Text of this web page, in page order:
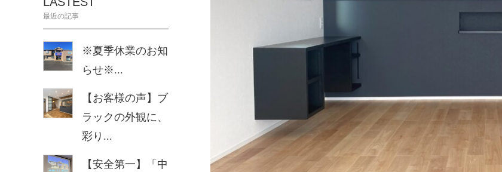
最近の記事
※夏季休業のお知
らせ※...
【お客様の声】ブ
ラックの外観に、
彩り...
【安全第一】「中